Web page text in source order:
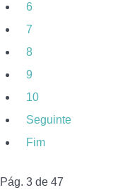
6
7
8
9
10
Seguinte
Fim
Pág. 3 de 47